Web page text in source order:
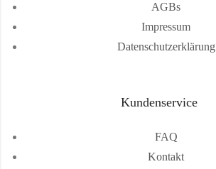
AGBs
Impressum
Datenschutzerklärung
Kundenservice
FAQ
Kontakt